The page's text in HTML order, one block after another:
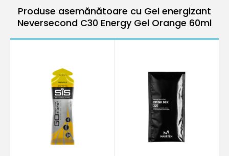
Produse asemănătoare cu Gel energizant
Neversecond C30 Energy Gel Orange 60ml